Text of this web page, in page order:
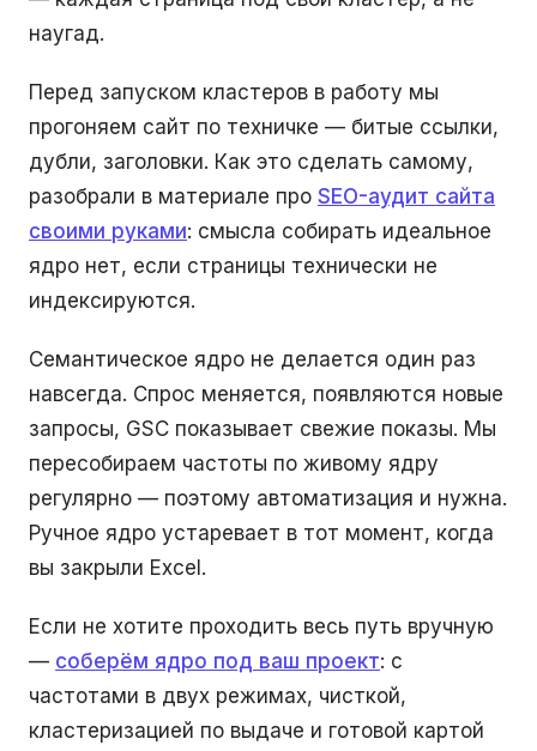
наугад.
Перед запуском кластеров в работу мы
прогоняем сайт по техничке — битые ссылки,
дубли, заголовки. Как это сделать самому,
разобрали в материале про SEO-аудит сайта
своими руками: смысла собирать идеальное
ядро нет, если страницы технически не
индексируются.
Семантическое ядро не делается один раз
навсегда. Спрос меняется, появляются новые
запросы, GSC показывает свежие показы. Мы
пересобираем частоты по живому ядру
регулярно — поэтому автоматизация и нужна.
Ручное ядро устаревает в тот момент, когда
вы закрыли Excel.
Если не хотите проходить весь путь вручную
— соберём ядро под ваш проект: с
частотами в двух режимах, чисткой,
кластеризацией по выдаче и готовой картой